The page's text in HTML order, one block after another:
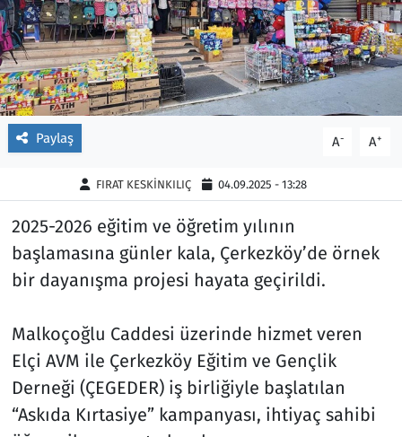
Paylaş A- A+
FIRAT KESKİNKILIÇ 04.09.2025 - 13:28
2025-2026 eğitim ve öğretim yılının
başlamasına günler kala, Çerkezköy’de örnek
bir dayanışma projesi hayata geçirildi.
Malkoçoğlu Caddesi üzerinde hizmet veren
Elçi AVM ile Çerkezköy Eğitim ve Gençlik
Derneği (ÇEGEDER) iş birliğiyle başlatılan
“Askıda Kırtasiye” kampanyası, ihtiyaç sahibi
Yazarlar
Ara
Malkara
Marmaraereğlisi
Sağlık
Saray
Şarköy
Spor
Süleymanpaşa
Tekirdağ